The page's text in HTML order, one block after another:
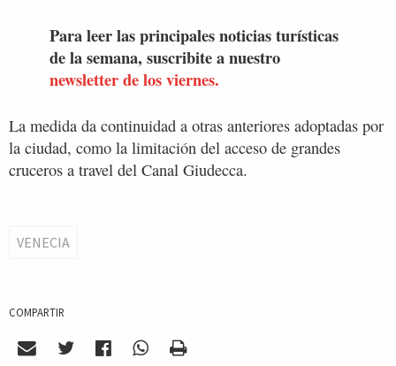
Para leer las principales noticias turísticas
de la semana, suscribite a nuestro
newsletter de los viernes.
La medida da continuidad a otras anteriores adoptadas por
la ciudad, como la limitación del acceso de grandes
cruceros a travel del Canal Giudecca.
VENECIA
COMPARTIR